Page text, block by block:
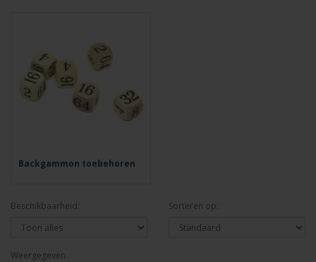
Backgammon toebehoren
Beschikbaarheid: Sorteren op:
Weergegeven: